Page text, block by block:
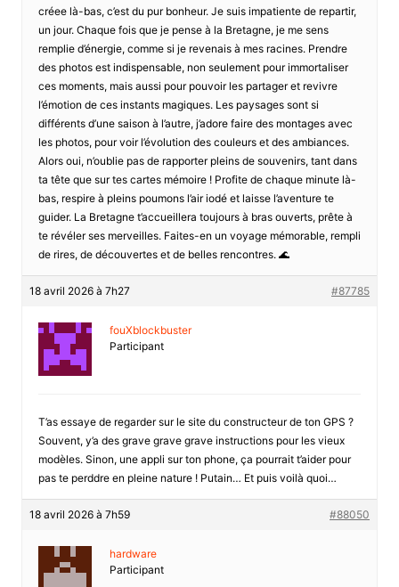
créee là-bas, c’est du pur bonheur. Je suis impatiente de repartir,
un jour. Chaque fois que je pense à la Bretagne, je me sens
remplie d’énergie, comme si je revenais à mes racines. Prendre
des photos est indispensable, non seulement pour immortaliser
ces moments, mais aussi pour pouvoir les partager et revivre
l’émotion de ces instants magiques. Les paysages sont si
différents d’une saison à l’autre, j’adore faire des montages avec
les photos, pour voir l’évolution des couleurs et des ambiances.
Alors oui, n’oublie pas de rapporter pleins de souvenirs, tant dans
ta tête que sur tes cartes mémoire ! Profite de chaque minute là-
bas, respire à pleins poumons l’air iodé et laisse l’aventure te
guider. La Bretagne t’accueillera toujours à bras ouverts, prête à
te révéler ses merveilles. Faites-en un voyage mémorable, rempli
de rires, de découvertes et de belles rencontres. 🌊
18 avril 2026 à 7h27 #87785
fouXblockbuster
Participant
T’as essaye de regarder sur le site du constructeur de ton GPS ?
Souvent, y’a des grave grave grave instructions pour les vieux
modèles. Sinon, une appli sur ton phone, ça pourrait t’aider pour
pas te perddre en pleine nature ! Putain… Et puis voilà quoi…
18 avril 2026 à 7h59 #88050
hardware
Participant